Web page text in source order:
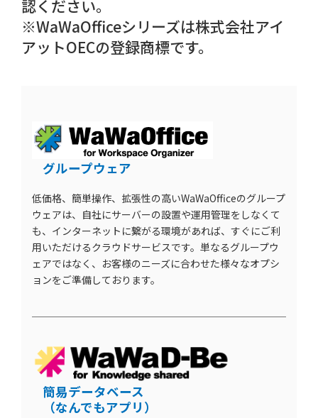
認ください。
※WaWaOfficeシリーズは株式会社アイ
アットOECの登録商標です。
グループウェア
低価格、簡単操作、拡張性の高いWaWaOfficeのグループ
ウェアは、自社にサーバーの設置や運用管理をしなくて
も、インターネットに繋がる環境があれば、すぐにご利
用いただけるクラウドサービスです。単なるグループウ
ェアではなく、お客様のニーズに合わせた様々なオプシ
ョンをご準備しております。
簡易データベース
（なんでもアプリ）